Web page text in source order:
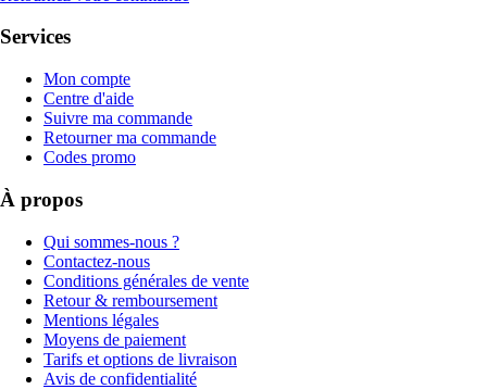
Services
Mon compte
Centre d'aide
Suivre ma commande
Retourner ma commande
Codes promo
À propos
Qui sommes-nous ?
Contactez-nous
Conditions générales de vente
Retour & remboursement
Mentions légales
Moyens de paiement
Tarifs et options de livraison
Avis de confidentialité